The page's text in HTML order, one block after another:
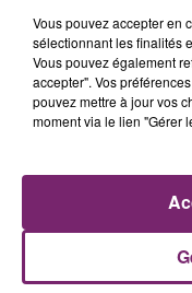
ACTUS
Plan du
Vous pouvez accepter en
sélectionnant les finalités
Vous pouvez également
accepter". Vos
pouvez mettre à jour vos
moment via le lien "Gérer